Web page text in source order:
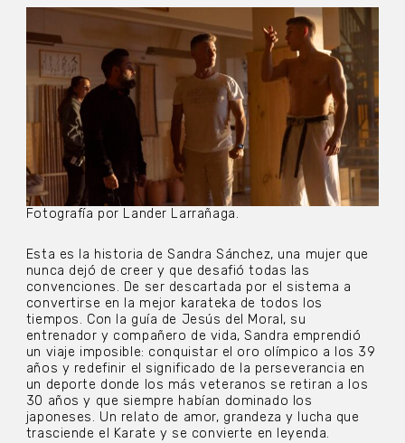
Fotografía por Lander Larrañaga.
Esta es la historia de Sandra Sánchez, una mujer que
nunca dejó de creer y que desafió todas las
convenciones. De ser descartada por el sistema a
convertirse en la mejor karateka de todos los
tiempos. Con la guía de Jesús del Moral, su
entrenador y compañero de vida, Sandra emprendió
un viaje imposible: conquistar el oro olímpico a los 39
años y redefinir el significado de la perseverancia en
un deporte donde los más veteranos se retiran a los
30 años y que siempre habían dominado los
japoneses. Un relato de amor, grandeza y lucha que
trasciende el Karate y se convierte en leyenda.